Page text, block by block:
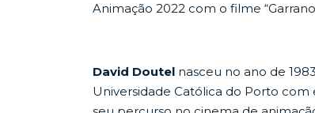
Animação 2022 com o filme
David Doutel nasceu no ano de
Universidade Católica do Porto com